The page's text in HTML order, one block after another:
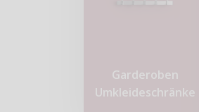
Garderoben
Umkleideschränke